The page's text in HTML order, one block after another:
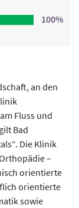
100%
an den
Fluss und
Bad
Die Klinik
–
orientierte
orientierte
sowie